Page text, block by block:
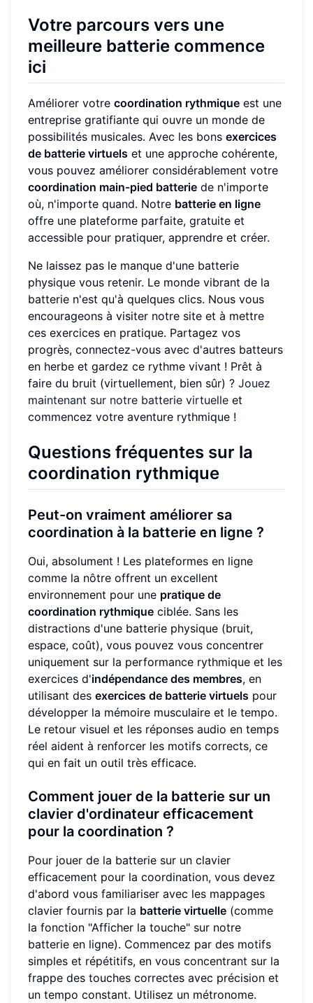
Votre parcours vers une
meilleure batterie commence
ici
Améliorer votre coordination rythmique est une
entreprise gratifiante qui ouvre un monde de
possibilités musicales. Avec les bons exercices
de batterie virtuels et une approche cohérente,
vous pouvez améliorer considérablement votre
coordination main-pied batterie de n'importe
où, n'importe quand. Notre batterie en ligne
offre une plateforme parfaite, gratuite et
accessible pour pratiquer, apprendre et créer.
Ne laissez pas le manque d'une batterie
physique vous retenir. Le monde vibrant de la
batterie n'est qu'à quelques clics. Nous vous
encourageons à visiter notre site et à mettre
ces exercices en pratique. Partagez vos
progrès, connectez-vous avec d'autres batteurs
en herbe et gardez ce rythme vivant ! Prêt à
faire du bruit (virtuellement, bien sûr) ? Jouez
maintenant sur notre batterie virtuelle et
commencez votre aventure rythmique !
Questions fréquentes sur la
coordination rythmique
Peut-on vraiment améliorer sa
coordination à la batterie en ligne ?
Oui, absolument ! Les plateformes en ligne
comme la nôtre offrent un excellent
environnement pour une pratique de
coordination rythmique ciblée. Sans les
distractions d'une batterie physique (bruit,
espace, coût), vous pouvez vous concentrer
uniquement sur la performance rythmique et les
exercices d'indépendance des membres, en
utilisant des exercices de batterie virtuels pour
développer la mémoire musculaire et le tempo.
Le retour visuel et les réponses audio en temps
réel aident à renforcer les motifs corrects, ce
qui en fait un outil très efficace.
Comment jouer de la batterie sur un
clavier d'ordinateur efficacement
pour la coordination ?
Pour jouer de la batterie sur un clavier
efficacement pour la coordination, vous devez
d'abord vous familiariser avec les mappages
clavier fournis par la batterie virtuelle (comme
la fonction "Afficher la touche" sur notre
batterie en ligne). Commencez par des motifs
simples et répétitifs, en vous concentrant sur la
frappe des touches correctes avec précision et
un tempo constant. Utilisez un métronome.